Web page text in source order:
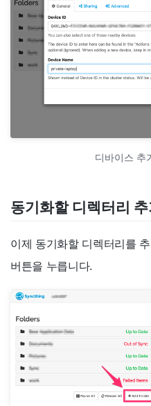
디바이스 추
동기화할 디렉터리
이제 동기화할 디렉터리를
버튼을 누릅니다.